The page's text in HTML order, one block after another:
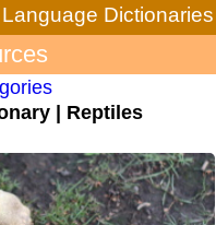
Language Dictionaries
| Reptiles